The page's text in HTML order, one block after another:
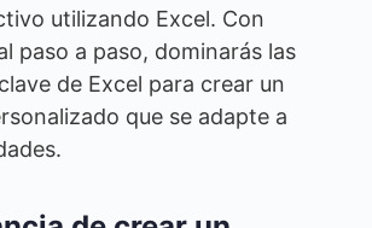
utilizando Excel. Con
paso a paso, dominarás las
de Excel para crear un
que se adapte a